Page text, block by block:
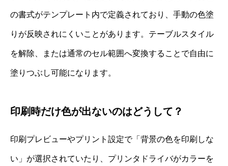
の書式がテンプレート内で定義されており、手動の色塗
りが反映されにくいことがあります。テーブルスタイル
を解除、または通常のセル範囲へ変換することで自由に
塗りつぶし可能になります。
印刷時だけ色が出ないのはどうして？
印刷プレビューやプリント設定で「背景の色を印刷しな
い」が選択されていたり、プリンタドライバがカラーを